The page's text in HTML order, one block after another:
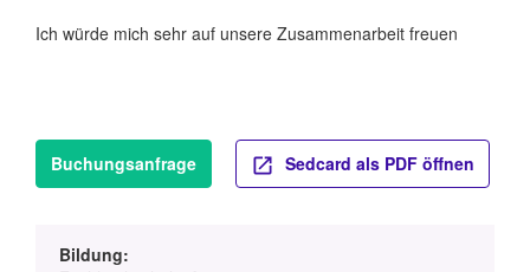
Ich würde mich sehr auf unsere Zusammenarbeit freuen
Buchungsanfrage Sedcard als PDF öffnen
Bildung: